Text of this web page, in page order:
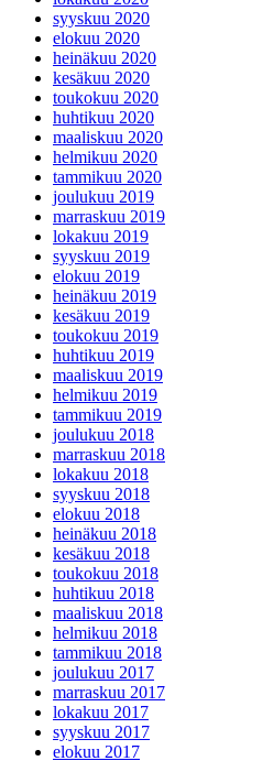
syyskuu 2020
elokuu 2020
heinäkuu 2020
kesäkuu 2020
toukokuu 2020
huhtikuu 2020
maaliskuu 2020
helmikuu 2020
tammikuu 2020
joulukuu 2019
marraskuu 2019
lokakuu 2019
syyskuu 2019
elokuu 2019
heinäkuu 2019
kesäkuu 2019
toukokuu 2019
huhtikuu 2019
maaliskuu 2019
helmikuu 2019
tammikuu 2019
joulukuu 2018
marraskuu 2018
lokakuu 2018
syyskuu 2018
elokuu 2018
heinäkuu 2018
kesäkuu 2018
toukokuu 2018
huhtikuu 2018
maaliskuu 2018
helmikuu 2018
tammikuu 2018
joulukuu 2017
marraskuu 2017
lokakuu 2017
syyskuu 2017
elokuu 2017